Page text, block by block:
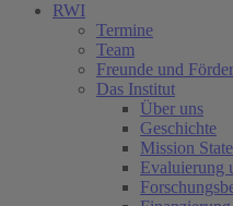
RWI
Termine
Team
Freunde und
Das Institut
Über uns
Geschichte
Mission
Evaluierung